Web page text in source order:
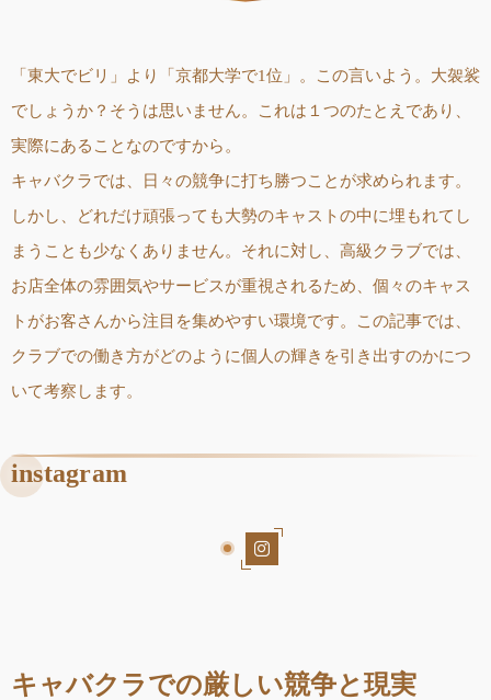
「東大でビリ」より「京都大学で1位」。この言いよう。大袈裟
でしょうか？そうは思いません。これは１つのたとえであり、
実際にあることなのですから。
キャバクラでは、日々の競争に打ち勝つことが求められます。
しかし、どれだけ頑張っても大勢のキャストの中に埋もれてし
まうことも少なくありません。それに対し、高級クラブでは、
お店全体の雰囲気やサービスが重視されるため、個々のキャス
トがお客さんから注目を集めやすい環境です。この記事では、
クラブでの働き方がどのように個人の輝きを引き出すのかにつ
いて考察します。
instagram
キャバクラでの厳しい競争と現実